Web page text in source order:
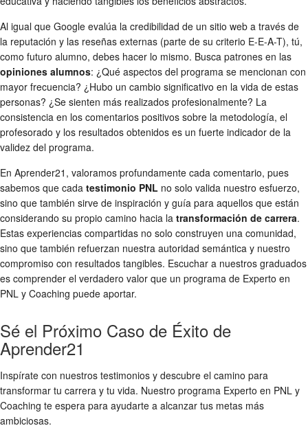
Al igual que Google evalúa la credibilidad de un sitio web a través de
la reputación y las reseñas externas (parte de su criterio E-E-A-T), tú,
como futuro alumno, debes hacer lo mismo. Busca patrones en las
opiniones alumnos: ¿Qué aspectos del programa se mencionan con
mayor frecuencia? ¿Hubo un cambio significativo en la vida de estas
personas? ¿Se sienten más realizados profesionalmente? La
consistencia en los comentarios positivos sobre la metodología, el
profesorado y los resultados obtenidos es un fuerte indicador de la
validez del programa.
En Aprender21, valoramos profundamente cada comentario, pues
sabemos que cada testimonio PNL no solo valida nuestro esfuerzo,
sino que también sirve de inspiración y guía para aquellos que están
considerando su propio camino hacia la transformación de carrera.
Estas experiencias compartidas no solo construyen una comunidad,
sino que también refuerzan nuestra autoridad semántica y nuestro
compromiso con resultados tangibles. Escuchar a nuestros graduados
es comprender el verdadero valor que un programa de Experto en
PNL y Coaching puede aportar.
Sé el Próximo Caso de Éxito de
Aprender21
Inspírate con nuestros testimonios y descubre el camino para
transformar tu carrera y tu vida. Nuestro programa Experto en PNL y
Coaching te espera para ayudarte a alcanzar tus metas más
ambiciosas.